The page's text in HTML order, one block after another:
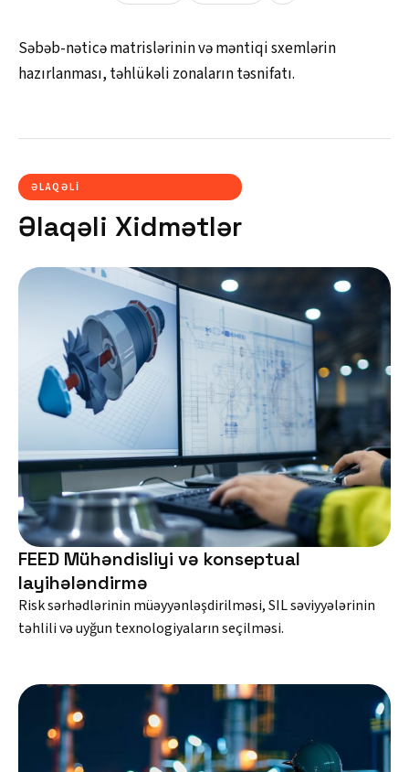
Səbəb-nəticə matrislərinin və məntiqi sxemlərin
hazırlanması, təhlükəli zonaların təsnifatı.
ƏLAQƏLI
Əlaqəli Xidmətlər
FEED Mühəndisliyi və konseptual
layihələndirmə
Risk sərhədlərinin müəyyənləşdirilməsi, SIL səviyyələrinin
təhlili və uyğun texnologiyaların seçilməsi.